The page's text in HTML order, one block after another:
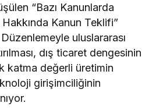
“Bazı Kanunlarda
Hakkında Kanun Teklifi”
uluslararası
dış ticaret dengesinin
katma değerli üretimin
girişimciliğinin